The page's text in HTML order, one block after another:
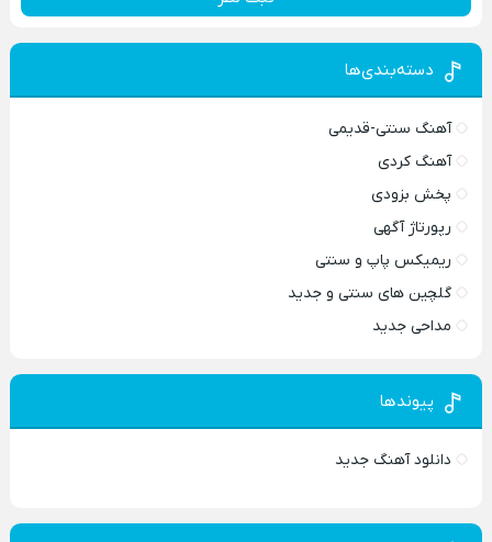
دسته‌بندی‌ها
آهنگ سنتی-قدیمی
آهنگ کردی
پخش بزودی
رپورتاژ آگهی
ریمیکس پاپ و سنتی
گلچین های سنتی و جدید
مداحی جدید
پیوندها
دانلود آهنگ جدید